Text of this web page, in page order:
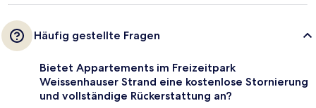
Häufig gestellte Fragen
Bietet Appartements im Freizeitpark
Weissenhauser Strand eine kostenlose Stornierung
und vollständige Rückerstattung an?